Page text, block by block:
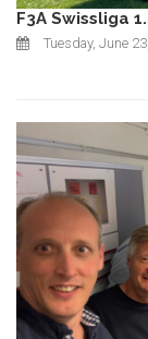
F3A Swissliga
Tuesday, June